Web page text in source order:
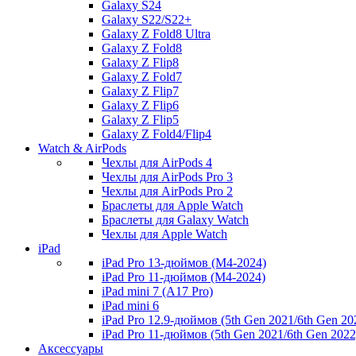
Galaxy S24
Galaxy S22/S22+
Galaxy Z Fold8 Ultra
Galaxy Z Fold8
Galaxy Z Flip8
Galaxy Z Fold7
Galaxy Z Flip7
Galaxy Z Flip6
Galaxy Z Flip5
Galaxy Z Fold4/Flip4
Watch & AirPods
Чехлы для AirPods 4
Чехлы для AirPods Pro 3
Чехлы для AirPods Pro 2
Браслеты для Apple Watch
Браслеты для Galaxy Watch
Чехлы для Apple Watch
iPad
iPad Pro 13-дюймов (M4-2024)
iPad Pro 11-дюймов (M4-2024)
iPad mini 7 (A17 Pro)
iPad mini 6
iPad Pro 12.9-дюймов (5th Gen 2021/6th Gen
iPad Pro 11-дюймов (5th Gen 2021/6th Gen
Аксессуары